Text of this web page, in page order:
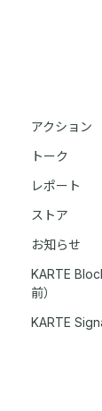
アクション
トーク
レポート
ストア
お知らせ
KARTE
前）
KARTE